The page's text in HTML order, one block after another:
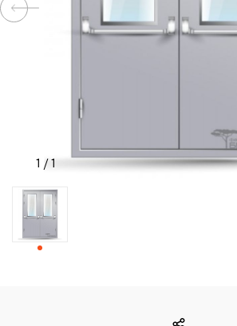
ЗАВКИ
ИНТЕРЕСНЫЕ
СТАТЬИ
СВЯЗАТЬСЯ
С
1 /1